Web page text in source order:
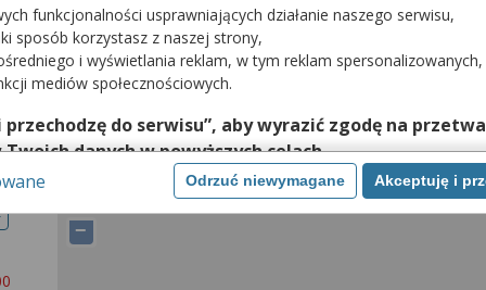
Znajdź potrzebny lek 3. Zarezerwuj on-line
aptece!
Szczytno Lipowiec PUNKT APTECZNY
−
funkcjonalności usprawniających działanie naszego serwisu,
sposób korzystasz z naszej strony,
i wyświetlania reklam, w tym reklam spersonalizowanych,
mediów społecznościowych.
do serwisu”, aby wyrazić zgodę na
danych w powyższych celach.
zgody jest dobrowolne, a wyrażoną zgodę możesz w
na przetwarzanie Twoich danych tylko w niektórych
lub chcesz przeprowadzić konfigurację szczegółową, to
Odrzuć niewymagane Akceptuję i